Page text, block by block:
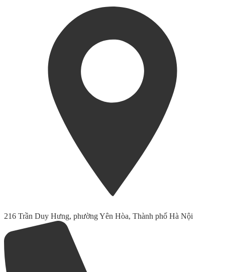
216 Trần Duy Hưng, phường Yên Hòa, Thành phố Hà Nội